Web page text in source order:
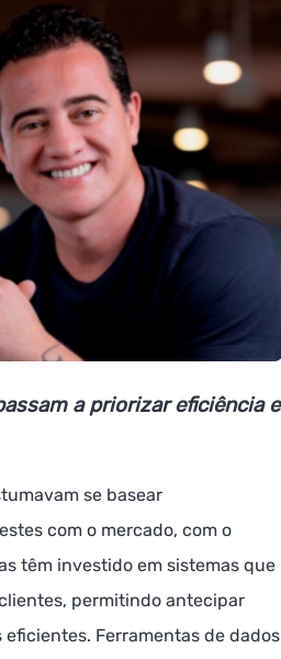
a priorizar eficiência e
se basear
com o mercado, com o
têm investido em sistemas que
permitindo antecipar
Ferramentas de dados